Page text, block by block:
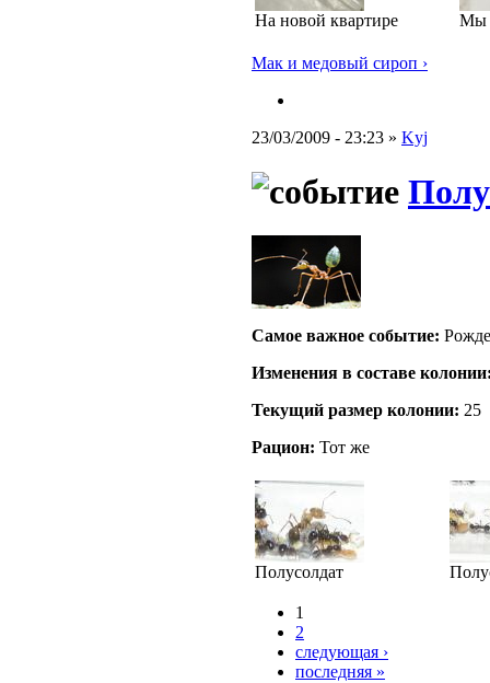
На новой квартире Мы
Мак и медовый сироп ›
23/03/2009 - 23:23 » Kyj
Самое важное событие:
Изменения в составе
Текущий размер кoлонии: 25
Рацион: Тот же
Полусолдат
1
2
следующая ›
последняя »